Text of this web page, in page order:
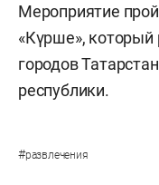
Мероприятие
«Күрше», который
городов
республики.
#развлечения